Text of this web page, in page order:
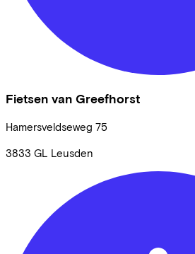
Fietsen van Greefhorst
Hamersveldseweg 75
3833 GL Leusden